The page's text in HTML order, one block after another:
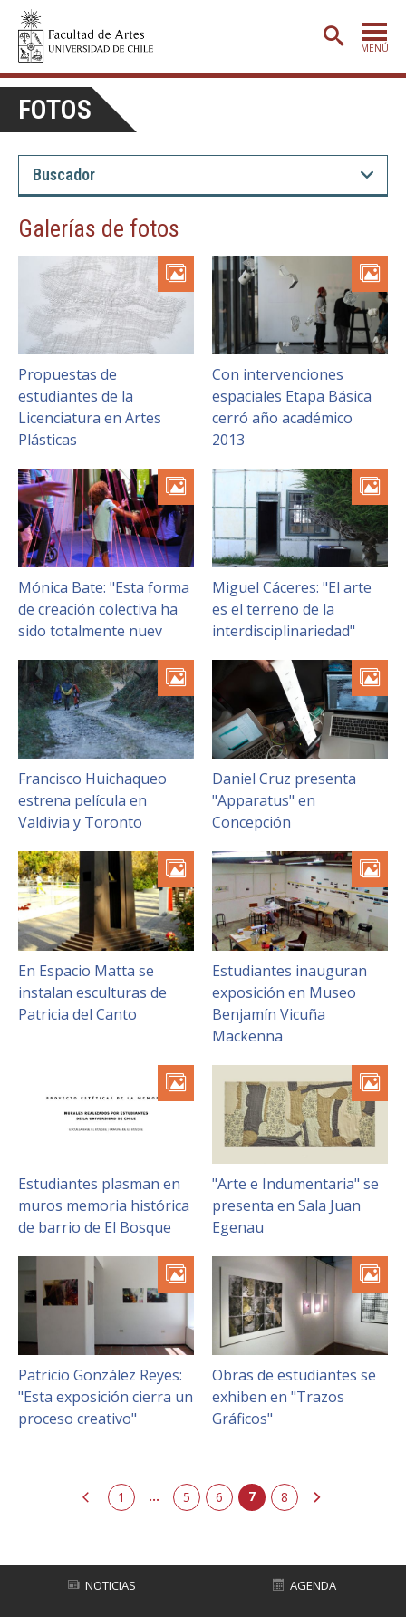
MENÚ
CARRERAS
POSTGRADO
EXTENSIÓN
CREACIÓNE INVESTIGACIÓN
BIBLIOTECA
DEPARTAMENTOS
FACULTAD
Académicas/os Egresadas/os
FOTOS
Galerías de fotos
Propuestas de
estudiantes de la
Licenciatura en Artes
Plásticas
Con intervenciones
espaciales Etapa Básica
cerró año académico
2013
Mónica Bate: "Esta forma
de creación colectiva ha
sido totalmente nuev
Miguel Cáceres: "El arte
es el terreno de la
interdisciplinariedad"
Francisco Huichaqueo
estrena película en
Valdivia y Toronto
Daniel Cruz presenta
"Apparatus" en
Concepción
En Espacio Matta se
instalan esculturas de
Patricia del Canto
Estudiantes inauguran
exposición en Museo
Benjamín Vicuña
Mackenna
Estudiantes plasman en
muros memoria histórica
de barrio de El Bosque
"Arte e Indumentaria" se
presenta en Sala Juan
Egenau
Patricio González Reyes:
"Esta exposición cierra un
proceso creativo"
Obras de estudiantes se
exhiben en "Trazos
Gráficos"
1 ... 5 6 7 8
siguiente
NOTICIAS AGENDA